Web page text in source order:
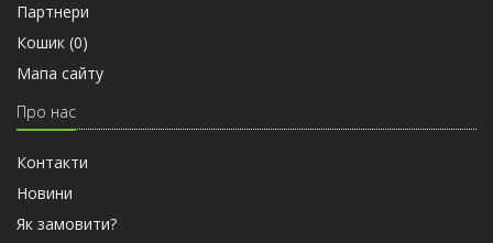
Партнери
Кошик (0)
Мапа сайту
Про нас
Контакти
Новини
Як замовити?